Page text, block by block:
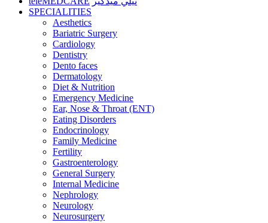
SPECIALITIES
Aesthetics
Bariatric Surgery
Cardiology
Dentistry
Dento faces
Dermatology
Diet & Nutrition
Emergency Medicine
Ear, Nose & Throat (ENT)
Eating Disorders
Endocrinology
Family Medicine
Fertility
Gastroenterology
General Surgery
Internal Medicine
Nephrology
Neurology
Neurosurgery